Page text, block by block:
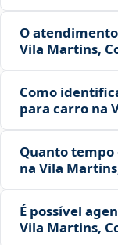
O
Vila Martins,
Como
para carro na
Quanto
na Vila
É possível
Vila Martins,